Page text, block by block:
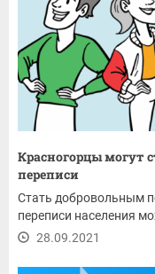
Красногорцы могут
переписи
Стать добровольным
переписи населения
28.09.2021